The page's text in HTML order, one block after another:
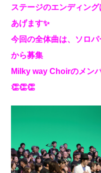
ステージのエンディン
あげます✨
今回の全体曲は、ソロ
から募集
Milky way Choirのメン
👏👏👏